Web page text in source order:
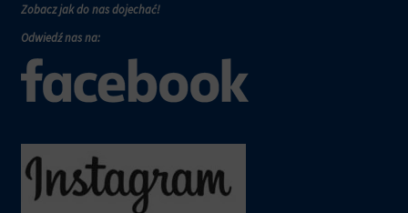
Zobacz jak do nas dojechać!
Odwiedź nas na: